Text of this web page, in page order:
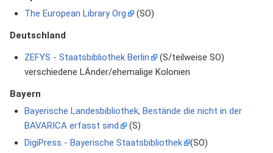
The European Library Org
(SO)
Deutschland
ZEFYS - Staatsbibliothek Berlin
(S/teilweise SO)
verschiedene LÄnder/ehemalige Kolonien
Bayern
Bayerische Landesbibliothek, Bestände die nicht in der
BAVARICA erfasst sind
(S)
DigiPress - Bayerische Staatsbibliothek
(SO)